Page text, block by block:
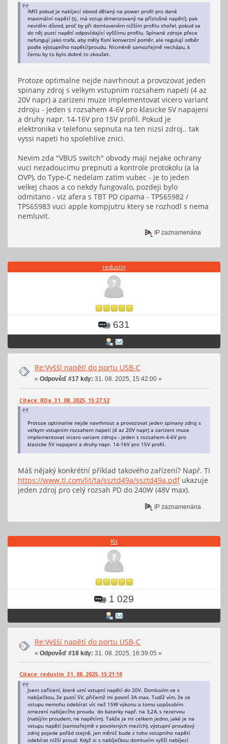
IMO pokud je nabíjecí obvod dělaný na power profil pro dané
maximální napětí (tj. má vstup dimenzovaný na příslušné napětí), pak
nevidím důvod, proč by při domluveném nižším profilu shořel, pokud se
do něj pustí napětí odpovídající vyššímu profilu. Spínané zdroje přece
nefungují jako trafa, aby měly fixní konverzní poměr, ale regulují odběr
podle výstupního napětí/proudu. Nicméně samozřejmě nechápu, k
čemu by to bylo dobré to zkoušet.
Protoze optimalne nejde navrhnout a provozovat jeden
spinany zdroj s velkym vstupnim rozsahem napeti (4 az
20V napr) a zarizeni muze implementovat vicero variant
zdroju - jeden s rozsahem 4-6V pro klasicke 5V napajeni
a druhy napr. 14-16V pro 15V profil. Pokud je
elektronika v telefonu sepnuta na ten nizsi zdroj.. tak
vyssi napeti ho spolehlive znici.
Nevim zda "VBUS switch" obvody maji nejake ochrany
vuci nezadoucimu prepnuti a kontrole protokolu (a la
OVP), do Type-C nedelam zatim vubec - je to jeden
velkej chaos a co nekdy fungovalo, pozdeji bylo
odmitano - viz afera s TBT PD cipama - TPS65982 /
TPS65983 vuci apple kompjutru ktery se rozhodl s nema
nemluvit.
IP zaznamenána
redustin
631
Re:Vyšší napětí do portu USB-C
« Odpověď #17 kdy: 31. 08. 2025, 15:42:00 »
Citace: RDa 31. 08. 2025, 15:27:52
Protoze optimalne nejde navrhnout a provozovat jeden spinany zdroj s
velkym vstupnim rozsahem napeti (4 az 20V napr) a zarizeni muze
implementovat vicero variant zdroju - jeden s rozsahem 4-6V pro
klasicke 5V napajeni a druhy napr. 14-16V pro 15V profil.
Máš nějaký konkrétní příklad takového zařízení? Např. TI
https://www.ti.com/lit/ta/ssztd49a/ssztd49a.pdfukazuje
jeden zdroj pro celý rozsah PD do 240W (48V max).
IP zaznamenána
Kit
1 029
Re:Vyšší napětí do portu USB-C
« Odpověď #18 kdy: 31. 08. 2025, 16:39:05 »
Citace: redustin 31. 08. 2025, 15:21:10
Jsem zařízení, které umí vstupní napětí do 20V. Domluvím se s
nabíječkou, že pustí 5V, přičemž mi povolí 3A max. Tudíž vím, že ze
vstupu nemohu odebírat víc než 15W výkonu a tomu uzpůsobím
omezení nabíjecího proudu do baterky např. na 3,2A, s rezervou
(nabíjím proudem, ne napětím). Takže je mi celkem jedno, jaké je na
vstupu napětí (samozřejmě v povolených mezích), výstupní proudový
zdroj pojede pořád stejně, jen měnič bude z toho vstupního napětí
odebírat nižší proud. Když si s nabíječkou domluvím vyšší nabíjecí